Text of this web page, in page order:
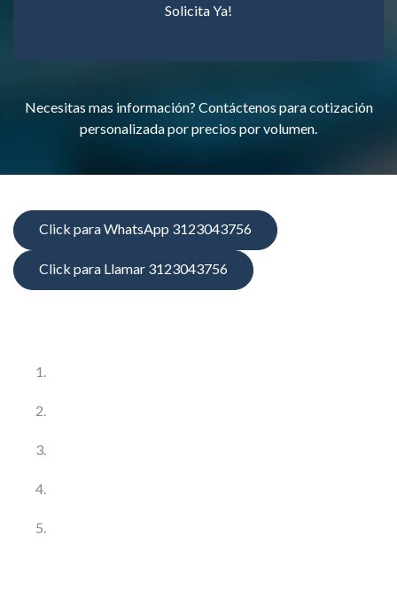
Solicita Ya!
Necesitas mas información? Contáctenos para cotización
personalizada por precios por volumen.
Click para WhatsApp 3123043756
Click para Llamar 3123043756